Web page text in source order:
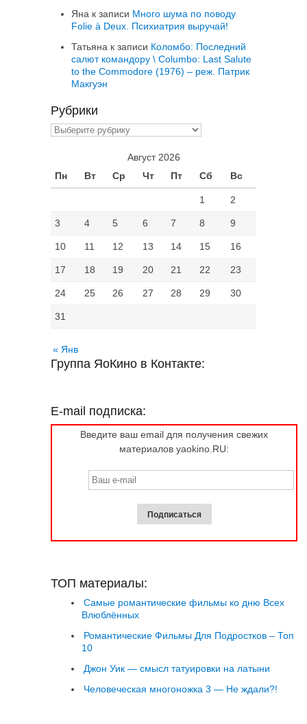
Яна к записи Много шума по поводу
Folie à Deux. Психиатрия выручай!
Татьяна к записи Коломбо: Последний
салют командору \ Columbo: Last Salute
to the Commodore (1976) – реж. Патрик
Макгуэн
Рубрики
Рубрики
Август 2026
Пн
Вт Ср Чт Пт Сб Вс
1 2
3 4 5 6 7 8 9
10 11 12 13 14 15 16
17 18 19 20 21 22 23
24 25 26 27 28 29 30
31
« Янв
Группа ЯоКино в Контакте:
E-mail подписка:
Введите ваш email для получения свежих
материалов yaokino.RU:
ТОП материалы:
Самые романтические фильмы ко дню Всех
Влюблённых
Романтические Фильмы Для Подростков – Топ
10
Джон Уик — смысл татуировки на латыни
Человеческая многоножка 3 — Не ждали?!